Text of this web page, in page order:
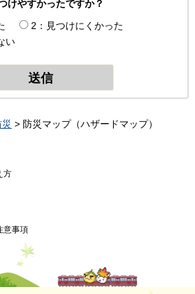
けやすかったですか？
2：見つけにくかった
い
> 防災マップ（ハザードマップ）
方
意事項